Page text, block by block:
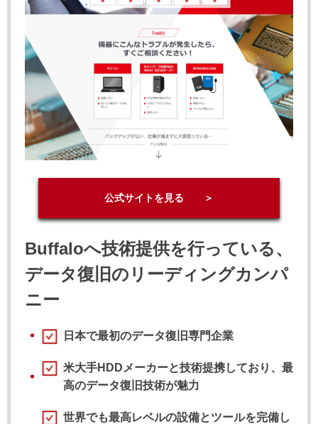
公式サイトを見る ＞
Buffaloへ技術提供を行っている、
データ復旧のリーディングカンパ
ニー
日本で最初のデータ復旧専門企業
米大手HDDメーカーと技術提携しており、最
高のデータ復旧技術が魅力
世界でも最高レベルの設備とツールを完備し